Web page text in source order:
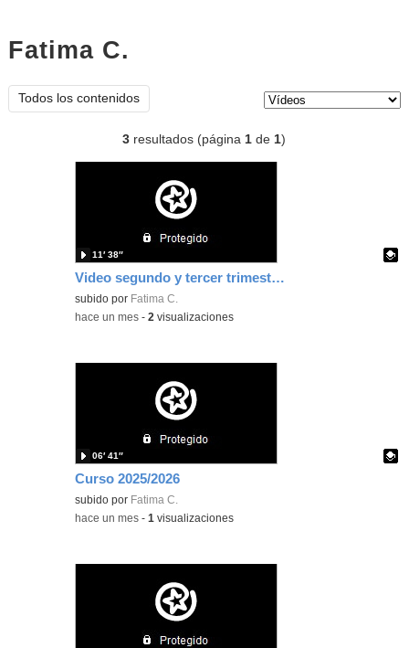
Fatima C.
Todos los contenidos
3 resultados (página1 de1)
Video segundo y tercer trimestre 2026
Contenido educativo.
subido por Fatima C.
11′ 38″
-hace un mes -2 visualizaciones
Curso 2025/2026
Contenido educativo.
subido por Fatima C.
06′ 41″
-hace un mes -1 visualizaciones